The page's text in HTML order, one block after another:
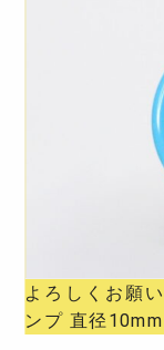
よろしくお願
ンプ 直径